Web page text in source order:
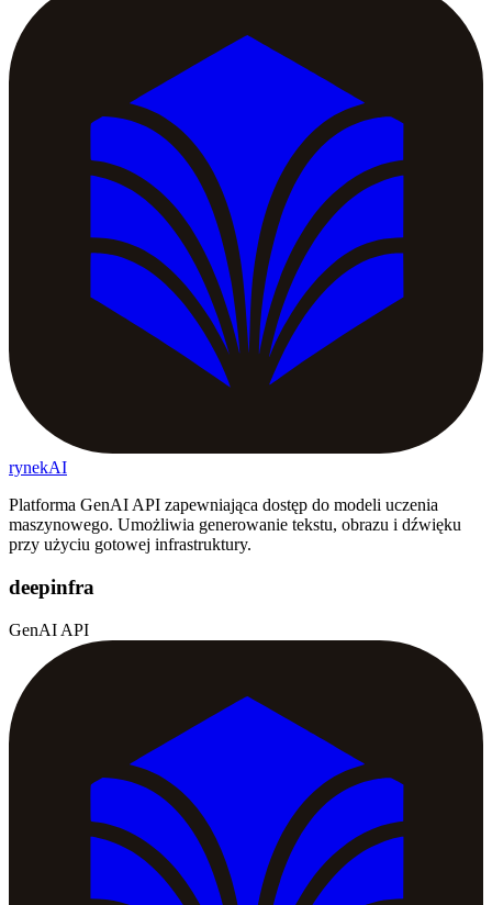
rynekAI
Platforma GenAI API zapewniająca dostęp do modeli uczenia
maszynowego. Umożliwia generowanie tekstu, obrazu i dźwięku
przy użyciu gotowej infrastruktury.
deepinfra
GenAI API